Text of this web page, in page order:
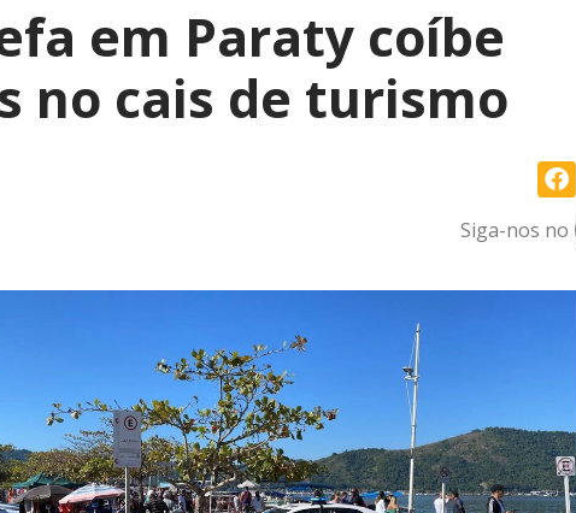
em Paraty coíbe
no cais de turismo
Siga-nos no